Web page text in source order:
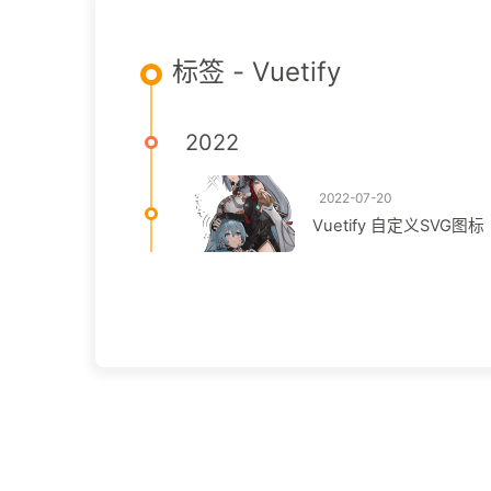
标签 - Vuetify
2022
2022-07-20
Vuetify 自定义SVG图标